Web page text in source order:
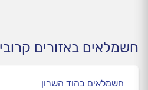
חשמלאים באזורים
חשמלאים בהוד השרון